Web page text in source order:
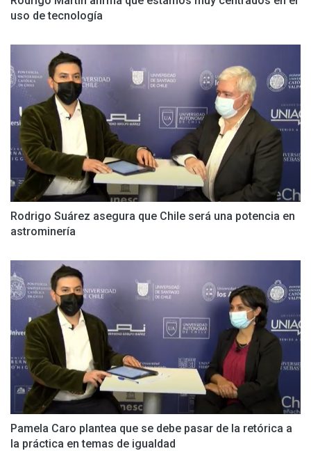
uso de tecnología
Rodrigo Suárez asegura que Chile será una potencia en
astrominería
Pamela Caro plantea que se debe pasar de la retórica a
la práctica en temas de igualdad